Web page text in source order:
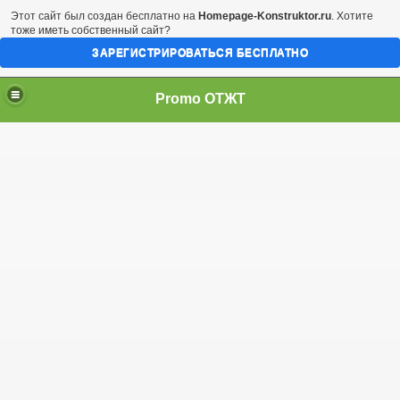
Promo ОТЖТ
Этот сайт был создан бесплатно на Homepage-Konstruktor.ru. Хотите
тоже иметь собственный сайт?
ЗАРЕГИСТРИРОВАТЬСЯ БЕСПЛАТНО